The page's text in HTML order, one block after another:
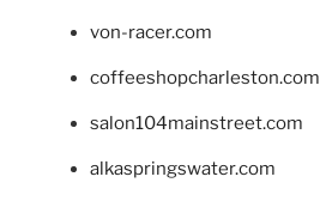
von-racer.com
coffeeshopcharleston.com
salon104mainstreet.com
alkaspringswater.com